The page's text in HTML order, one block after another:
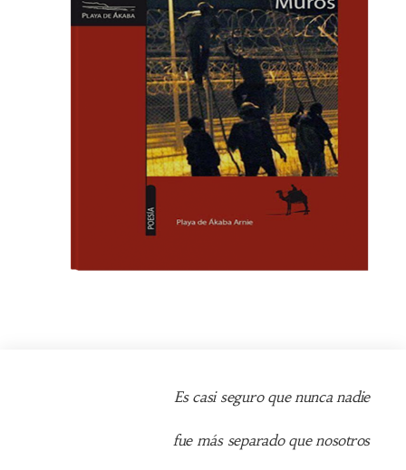
Es casi seguro que nunca nadie
fue más separado que nosotros